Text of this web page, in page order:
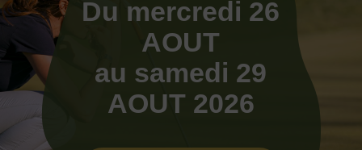
Du mercredi 26
AOUT
au samedi 29
AOUT 2026